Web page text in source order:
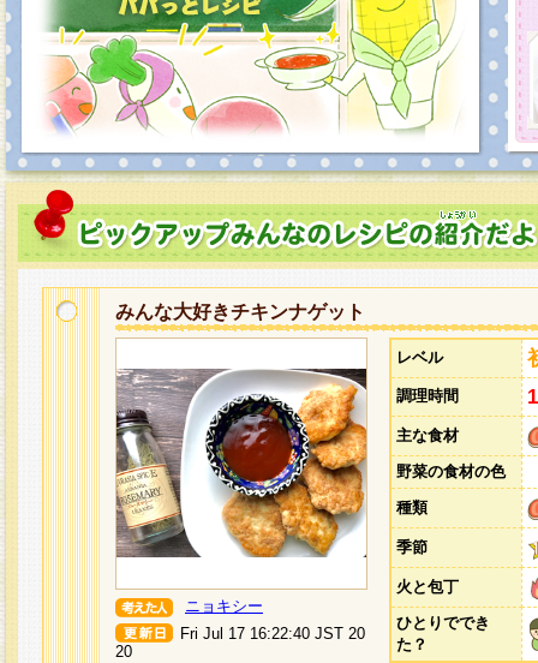
みんな大好きチキンナゲット
ニョキシー
Fri Jul 17 16:22:40 JST 20
20
レベル
調理時間
主な食材
野菜の食材の色
種類
季節
火と包丁
ひとりででき
た？